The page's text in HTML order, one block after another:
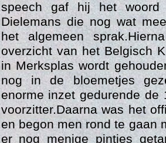
speech gaf hij het woord
Dielemans die nog wat
het algemeen
overzicht van het Belgisch
in Merksplas wordt
nog in de bloemetjes
enorme inzet gedurende de
voorzitter.Daarna was het
en begon men rond te gaan
er nog menige pintjes